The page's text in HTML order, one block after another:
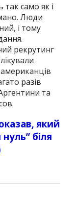
само як і
Люди
і тому
рекрутинг
разів
та
який
біля